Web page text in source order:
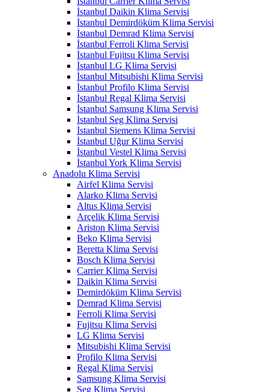
İstanbul Daikin Klima Servisi
İstanbul Demirdöküm Klima Servisi
İstanbul Demrad Klima Servisi
İstanbul Ferroli Klima Servisi
İstanbul Fujitsu Klima Servisi
İstanbul LG Klima Servisi
İstanbul Mitsubishi Klima Servisi
İstanbul Profilo Klima Servisi
İstanbul Regal Klima Servisi
İstanbul Samsung Klima Servisi
İstanbul Seg Klima Servisi
İstanbul Siemens Klima Servisi
İstanbul Uğur Klima Servisi
İstanbul Vestel Klima Servisi
İstanbul York Klima Servisi
Anadolu Klima Servisi
Airfel Klima Servisi
Alarko Klima Servisi
Altus Klima Servisi
Arçelik Klima Servisi
Ariston Klima Servisi
Beko Klima Servisi
Beretta Klima Servisi
Bosch Klima Servisi
Carrier Klima Servisi
Daikin Klima Servisi
Demirdöküm Klima Servisi
Demrad Klima Servisi
Ferroli Klima Servisi
Fujitsu Klima Servisi
LG Klima Servisi
Mitsubishi Klima Servisi
Profilo Klima Servisi
Regal Klima Servisi
Samsung Klima Servisi
Seg Klima Servisi